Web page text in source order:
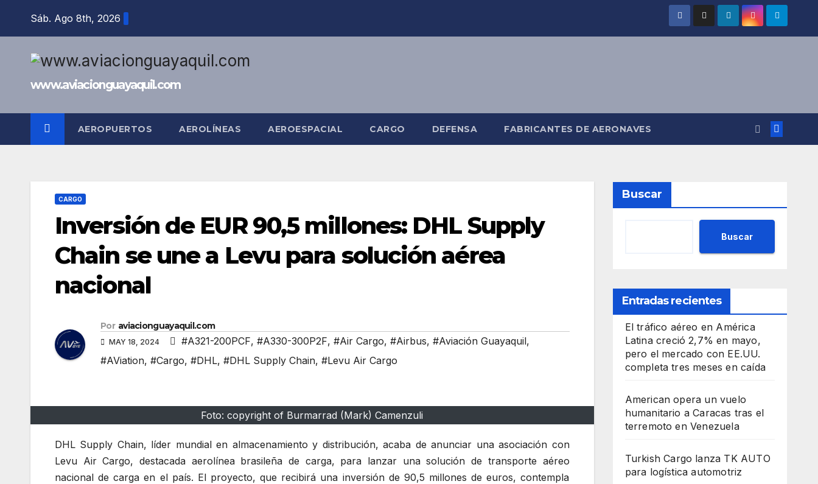
Sáb. Ago 8th, 2026
www.aviacionguayaquil.com
AEROPUERTOS AEROLÍNEAS AEROESPACIAL CARGO DEFENSA FABRICANTES DE AERONAVES
CARGO
Inversión de EUR 90,5 millones: DHL Supply
Chain se une a Levu para solución aérea
nacional
Por aviacionguayaquil.com
MAY 18, 2024 #A321-200PCF, #A330-300P2F, #Air Cargo, #Airbus, #Aviación Guayaquil,
#AViation, #Cargo, #DHL, #DHL Supply Chain, #Levu Air Cargo
Foto: copyright of Burmarrad (Mark) Camenzuli
DHL Supply Chain, líder mundial en almacenamiento y distribución, acaba de anunciar una asociación con
Levu Air Cargo, destacada aerolínea brasileña de carga, para lanzar una solución de transporte aéreo
nacional de carga en el país. El proyecto, que recibirá una inversión de 90,5 millones de euros, contempla
Buscar
Buscar
Entradas recientes
El tráfico aéreo en América
Latina creció 2,7% en mayo,
pero el mercado con EE.UU.
completa tres meses en caída
American opera un vuelo
humanitario a Caracas tras el
terremoto en Venezuela
Turkish Cargo lanza TK AUTO
para logística automotriz